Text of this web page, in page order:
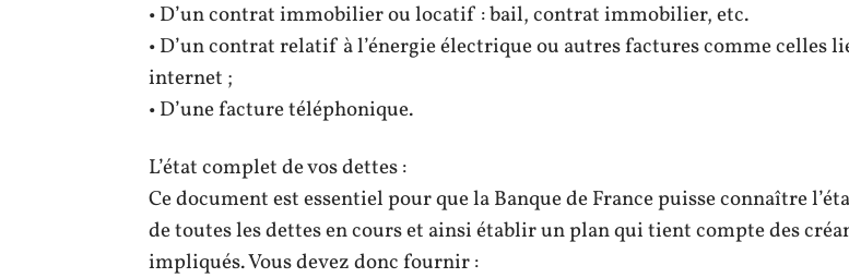
• D’un contrat immobilier ou locatif : bail, contrat immobilier, etc.
• D’un contrat relatif à l’énergie électrique ou autres factures comme celles
internet ;
• D’une facture téléphonique.
L’état complet de vos dettes :
Ce document est essentiel pour que la Banque de France puisse connaître
de toutes les dettes en cours et ainsi établir un plan qui tient compte des
impliqués. Vous devez donc fournir :